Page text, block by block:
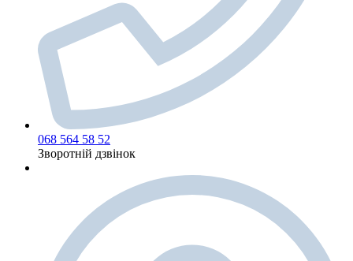
068 564 58 52
Зворотній дзвінок